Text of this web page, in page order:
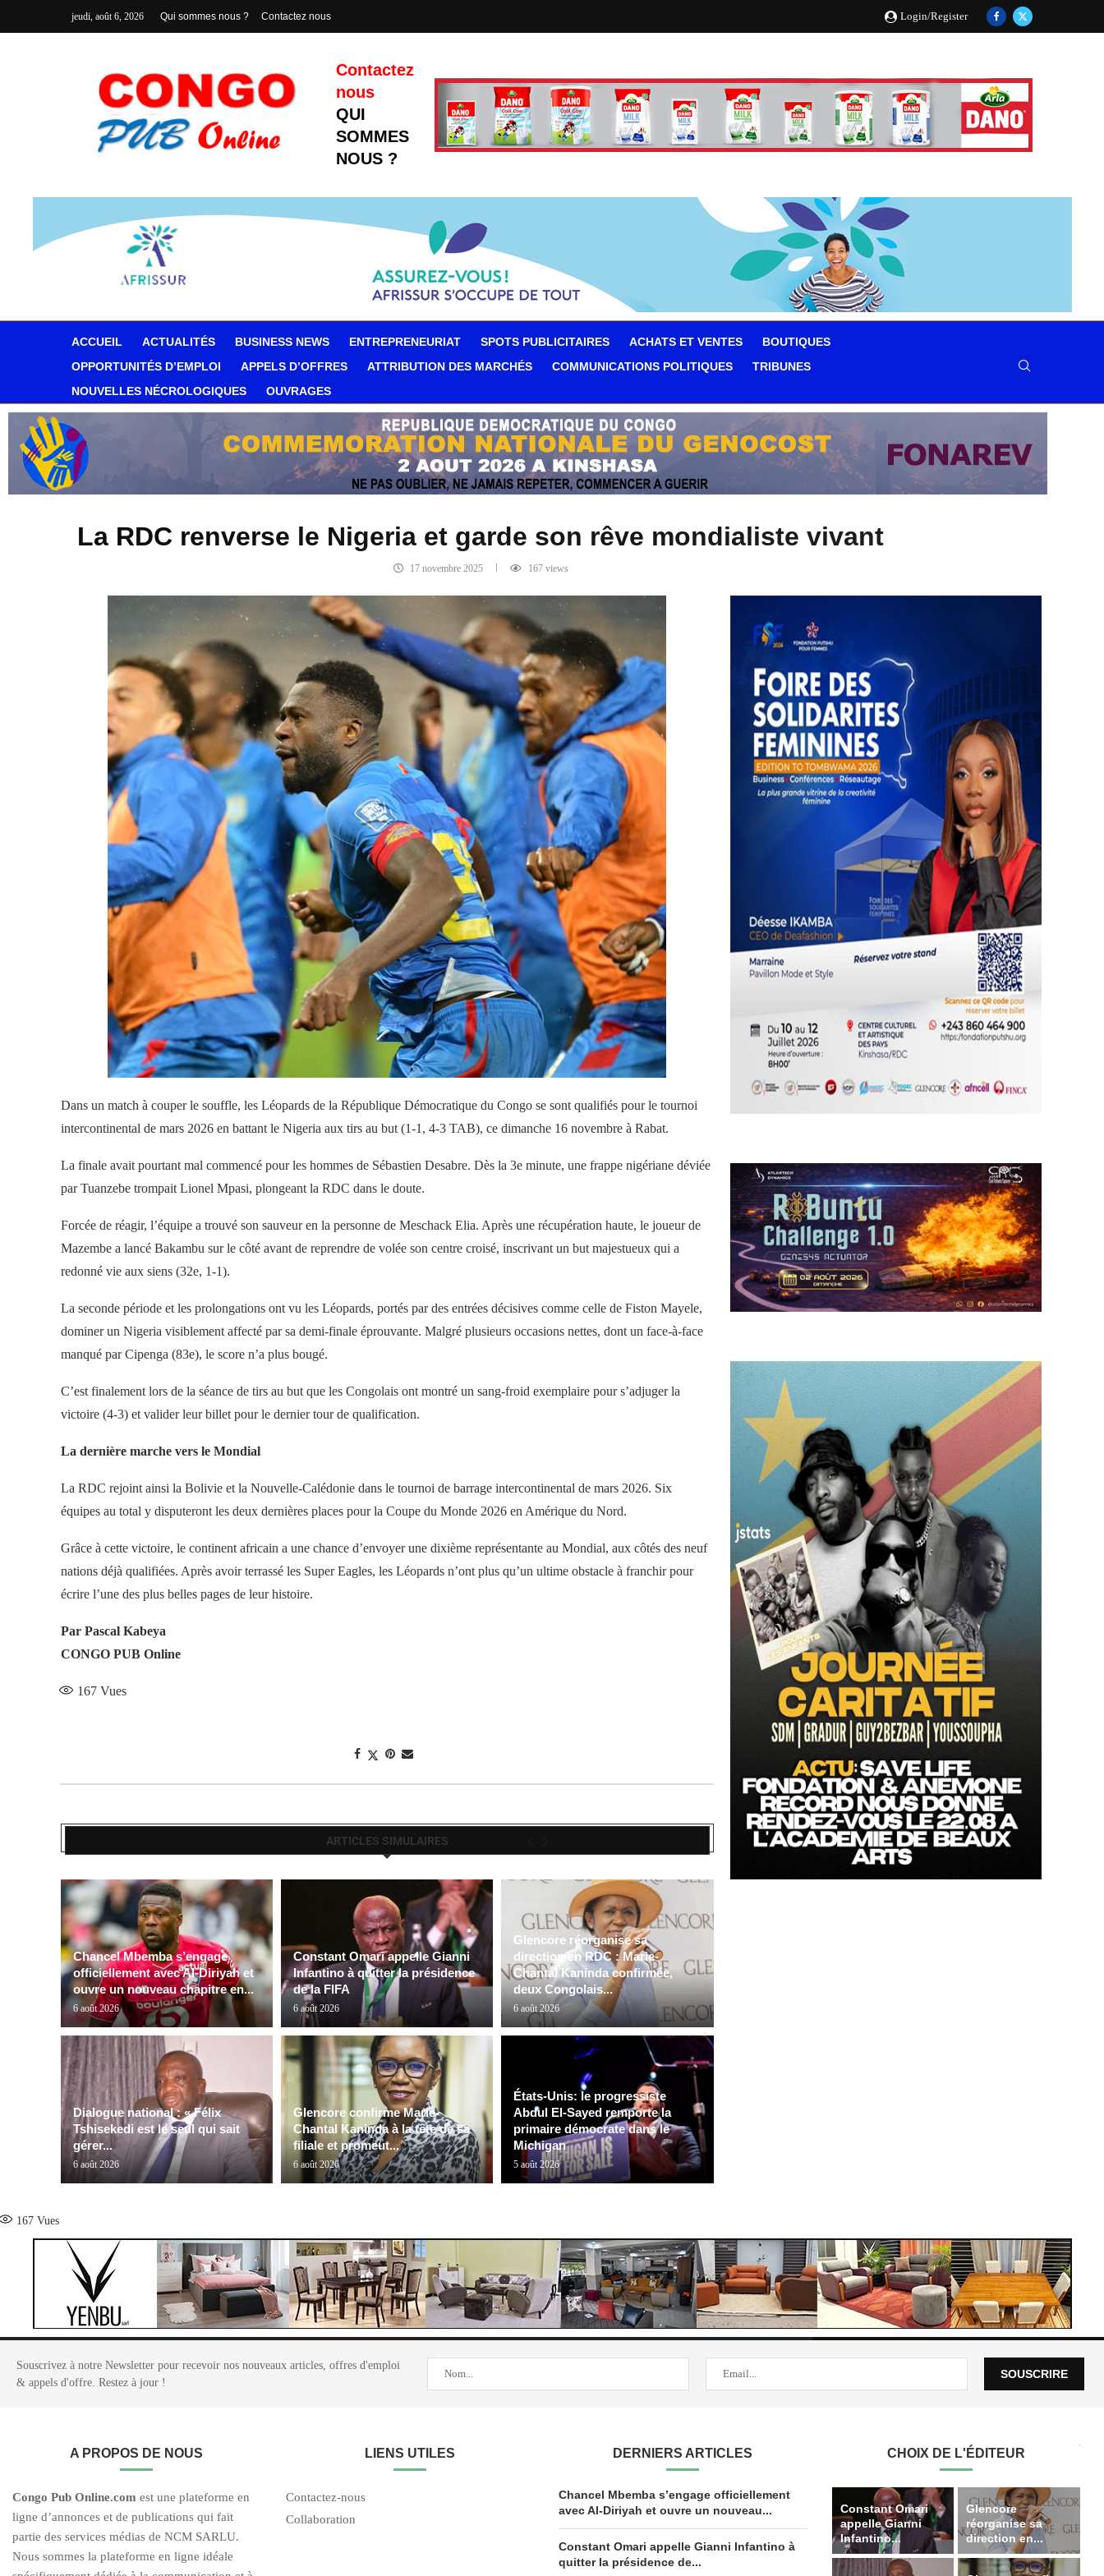
jeudi, août 6, 2026 Qui sommes nous ? Contactez nous Login/Register
Contactez
nous
QUI
SOMMES
NOUS ?
ACCUEIL ACTUALITÉS BUSINESS NEWS ENTREPRENEURIAT SPOTS PUBLICITAIRES ACHATS ET VENTES
BOUTIQUES
OPPORTUNITÉS D’EMPLOI
APPELS D’OFFRES ATTRIBUTION DES MARCHÉS COMMUNICATIONS POLITIQUES
TRIBUNES
NOUVELLES NÉCROLOGIQUES
OUVRAGES
La RDC renverse le Nigeria et garde son rêve mondialiste vivant
17 novembre 2025 167views
Dans un match à couper le souffle, les Léopards de la République Démocratique du Congo se sont qualifiés pour le tournoi
intercontinental de mars 2026 en battant le Nigeria aux tirs au but (1-1, 4-3 TAB), ce dimanche 16 novembre à Rabat.
La finale avait pourtant mal commencé pour les hommes de Sébastien Desabre. Dès la 3e minute, une frappe nigériane déviée
par Tuanzebe trompait Lionel Mpasi, plongeant la RDC dans le doute.
Forcée de réagir, l’équipe a trouvé son sauveur en la personne de Meschack Elia. Après une récupération haute, le joueur de
Mazembe a lancé Bakambu sur le côté avant de reprendre de volée son centre croisé, inscrivant un but majestueux qui a
redonné vie aux siens (32e, 1-1).
La seconde période et les prolongations ont vu les Léopards, portés par des entrées décisives comme celle de Fiston Mayele,
dominer un Nigeria visiblement affecté par sa demi-finale éprouvante. Malgré plusieurs occasions nettes, dont un face-à-face
manqué par Cipenga (83e), le score n’a plus bougé.
C’est finalement lors de la séance de tirs au but que les Congolais ont montré un sang-froid exemplaire pour s’adjuger la
victoire (4-3) et valider leur billet pour le dernier tour de qualification.
La dernière marche vers le Mondial
La RDC rejoint ainsi la Bolivie et la Nouvelle-Calédonie dans le tournoi de barrage intercontinental de mars 2026. Six
équipes au total y disputeront les deux dernières places pour la Coupe du Monde 2026 en Amérique du Nord.
Grâce à cette victoire, le continent africain a une chance d’envoyer une dixième représentante au Mondial, aux côtés des neuf
nations déjà qualifiées. Après avoir terrassé les Super Eagles, les Léopards n’ont plus qu’un ultime obstacle à franchir pour
écrire l’une des plus belles pages de leur histoire.
Par Pascal Kabeya
CONGO PUB Online
167 Vues
ARTICLES SIMULAIRES
Chancel Mbemba s’engage
officiellement avec Al-Diriyah et
ouvre un nouveau chapitre en...
6 août 2026
Constant Omari appelle Gianni
Infantino à quitter la présidence
de la FIFA
6 août 2026
Glencore réorganise sa
direction en RDC : Marie-
Chantal Kaninda confirmée,
deux Congolais...
6 août 2026
Dialogue national : « Félix
Tshisekedi est le seul qui sait
gérer...
6 août 2026
Glencore confirme Marie-
Chantal Kaninda à la tête de sa
filiale et promeut...
6 août 2026
États-Unis: le progressiste
Abdul El-Sayed remporte la
primaire démocrate dans le
Michigan
5 août 2026
167 Vues
Souscrivez à notre Newsletter pour recevoir nos nouveaux articles, offres d'emploi
& appels d'offre. Restez à jour !
A PROPOS DE NOUS
Congo Pub Online.com est une plateforme en
ligne d’annonces et de publications qui fait
partie des services médias de NCM SARLU.
Nous sommes la plateforme en ligne idéale
LIENS UTILES
Contactez-nous
Collaboration
DERNIERS ARTICLES
Chancel Mbemba s’engage officiellement
avec Al-Diriyah et ouvre un nouveau...
Constant Omari appelle Gianni Infantino à
quitter la présidence de...
CHOIX DE L'ÉDITEUR
Constant Omari
appelle Gianni
Infantino...
Glencore
réorganise sa
direction en...